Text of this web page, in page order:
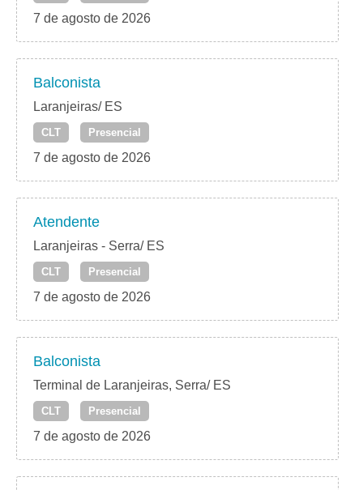
7 de agosto de 2026
Balconista
Laranjeiras/ ES
CLT Presencial
7 de agosto de 2026
Atendente
Laranjeiras - Serra/ ES
CLT Presencial
7 de agosto de 2026
Balconista
Terminal de Laranjeiras, Serra/ ES
CLT Presencial
7 de agosto de 2026